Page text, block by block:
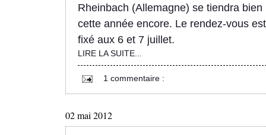
Rheinbach (Allemagne) se tiendra bien
cette année encore. Le rendez-vous est
fixé aux 6 et 7 juillet.
LIRE LA SUITE...
1 commentaire :
02 mai 2012